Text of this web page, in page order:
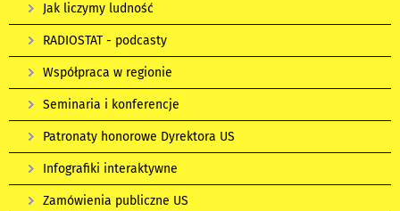
Jak liczymy ludność
RADIOSTAT - podcasty
Współpraca w regionie
Seminaria i konferencje
Patronaty honorowe Dyrektora US
Infografiki interaktywne
Zamówienia publiczne US